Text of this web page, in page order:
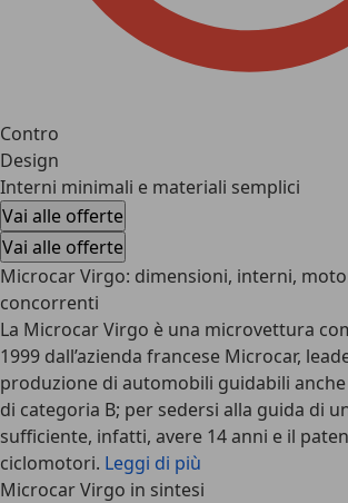
Contro
Design
Interni minimali e materiali semplici
Vai alle offerte
Vai alle offerte
Microcar Virgo: dimensioni, interni,
concorrenti
La Microcar Virgo è una microvettura
1999 dall’azienda francese Microcar,
produzione di automobili guidabili
di categoria B; per sedersi alla guida di
sufficiente, infatti, avere 14 anni e il
ciclomotori. Leggi di più
Microcar Virgo in sintesi